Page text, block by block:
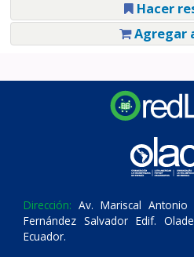
Hacer
Agregar
Dirección: Av. Mariscal
Fernández Salvador Edif.
Ecuador.